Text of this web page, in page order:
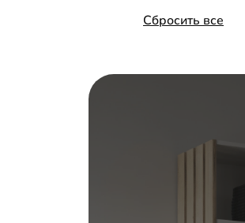
Сбросить все